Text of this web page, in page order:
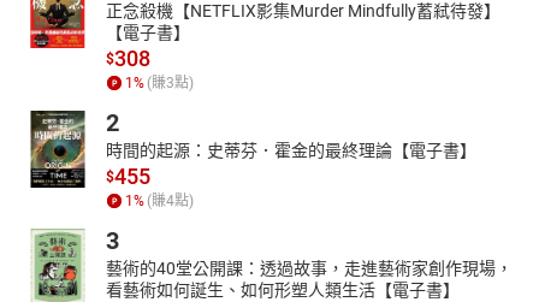
正念殺機【NETFLIX影集Murder Mindfully蓄弒待發】
【電子書】
$308
1 % (賺3點)
2
時間的起源：史蒂芬．霍金的最終理論【電子書】
$455
1 % (賺4點)
3
藝術的40堂公開課：透過故事，走進藝術家創作現場，
看藝術如何誕生、如何形塑人類生活【電子書】